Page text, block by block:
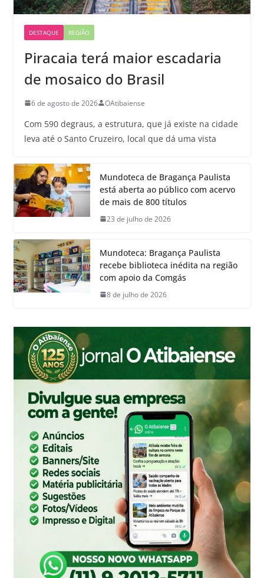
DESTAQUE REGIÃO
Piracaia terá maior escadaria
de mosaico do Brasil
6 de agosto de 2026 OAtibaiense
Com 590 degraus, a estrutura, que já existe na cidade
leva até o Santo Cruzeiro, local que dá uma vista
Mundoteca de Bragança Paulista
está aberta ao público com acervo
de mais de 800 títulos
23 de julho de 2026
Mundoteca: Bragança Paulista
recebe biblioteca inédita na região
com apoio da Comgás
8 de julho de 2026